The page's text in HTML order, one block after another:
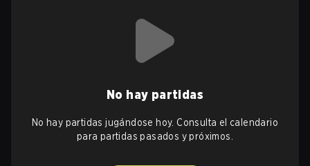
No hay partidas
No hay partidas jugándose hoy. Consulta el calendario
para partidas pasados y próximos.